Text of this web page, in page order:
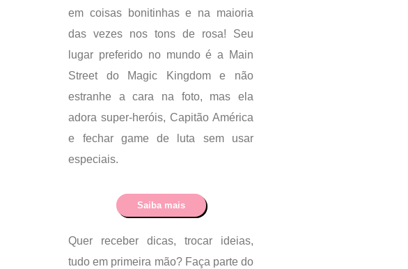
em coisas bonitinhas e na maioria
das vezes nos tons de rosa! Seu
lugar preferido no mundo é a Main
Street do Magic Kingdom e não
estranhe a cara na foto, mas ela
adora super-heróis, Capitão América
e fechar game de luta sem usar
especiais.
Saiba mais
Quer receber dicas, trocar ideias,
tudo em primeira mão? Faça parte do